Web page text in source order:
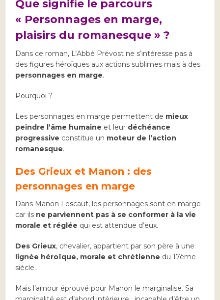
Que signifie le parcours
« Personnages en marge,
plaisirs du romanesque » ?
Dans ce roman, L’Abbé Prévost ne s’intéresse pas à
des figures héroïques aux actions sublimes mais à des
personnages en marge.
Pourquoi ?
Les personnages en marge permettent de mieux
peindre l’âme humaine et leur déchéance
progressive constitue un moteur de l’action
romanesque.
Des Grieux et Manon : des
personnages en marge
Dans Manon Lescaut, les personnages sont en marge
car ils ne parviennent pas à se conformer à la vie
morale et réglée qui est attendue d’eux.
Des Grieux, chevalier, appartient par son père à une
lignée héroïque, morale et chrétienne du 17ème
siècle.
Mais l’amour éprouvé pour Manon le marginalise. Sa